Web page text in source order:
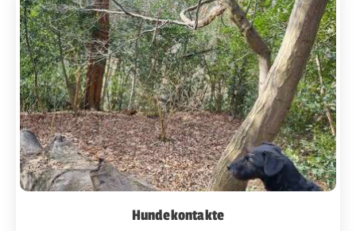
Hundekontakte